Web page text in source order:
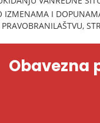
IZMENAMA I
Obavezna